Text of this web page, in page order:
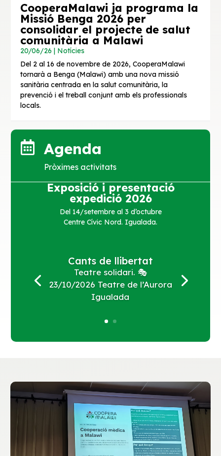
 Agenda
Pròximes activitats
Exposició i presentació
expedició 2026
Del 14/setembre al 3 d’octubre
Centre Cívic Nord. Igualada.
Cants de llibertat
Teatre solidari. 🎭
23/10/2026 Teatre de l’Aurora
Igualada
CooperaMalawi ja programa la
Missió Benga 2026 per
consolidar el projecte de salut
comunitària a Malawi
20/06/26| Notícies
Del 2 al 16 de novembre de 2026, CooperaMalawi
tornarà a Benga (Malawi) amb una nova missió
sanitària centrada en la salut comunitària, la
prevenció i el treball conjunt amb els professionals
locals.